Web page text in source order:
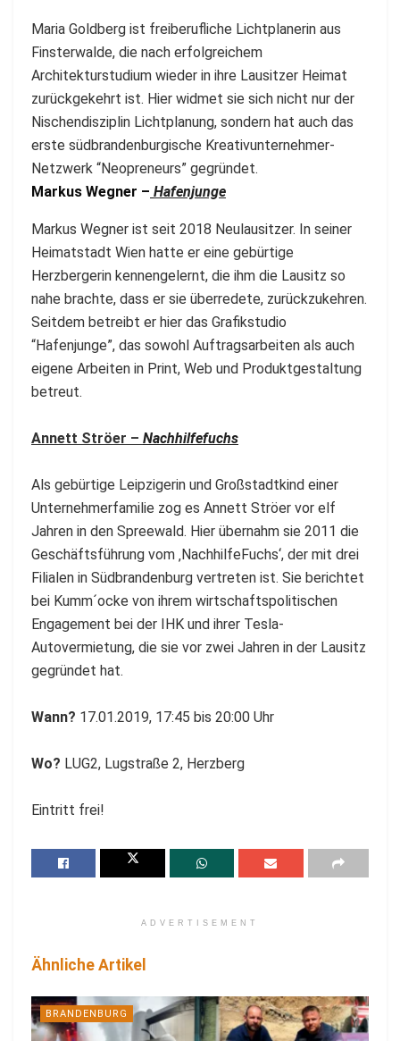
Maria Goldberg ist freiberufliche Lichtplanerin aus
Finsterwalde, die nach erfolgreichem
Architekturstudium wieder in ihre Lausitzer Heimat
zurückgekehrt ist. Hier widmet sie sich nicht nur der
Nischendisziplin Lichtplanung, sondern hat auch das
erste südbrandenburgische Kreativunternehmer-
Netzwerk “Neopreneurs” gegründet.
Markus Wegner – Hafenjunge
Markus Wegner ist seit 2018 Neulausitzer. In seiner
Heimatstadt Wien hatte er eine gebürtige
Herzbergerin kennengelernt, die ihm die Lausitz so
nahe brachte, dass er sie überredete, zurückzukehren.
Seitdem betreibt er hier das Grafikstudio
“Hafenjunge”, das sowohl Auftragsarbeiten als auch
eigene Arbeiten in Print, Web und Produktgestaltung
betreut.
Annett Ströer – Nachhilfefuchs
Als gebürtige Leipzigerin und Großstadtkind einer
Unternehmerfamilie zog es Annett Ströer vor elf
Jahren in den Spreewald. Hier übernahm sie 2011 die
Geschäftsführung vom ‚NachhilfeFuchs‘, der mit drei
Filialen in Südbrandenburg vertreten ist. Sie berichtet
bei Kumm´ocke von ihrem wirtschaftspolitischen
Engagement bei der IHK und ihrer Tesla-
Autovermietung, die sie vor zwei Jahren in der Lausitz
gegründet hat.
Wann? 17.01.2019, 17:45 bis 20:00 Uhr
Wo? LUG2, Lugstraße 2, Herzberg
Eintritt frei!
a
r
i
a
G
o
l
d
b
e
r
g
i
s
t
f
e
b
e
u
f
l
i
c
h
L
c
t
l
a
i
a
u
ADVERTISEMENT
Ähnliche Artikel
BRANDENBURG